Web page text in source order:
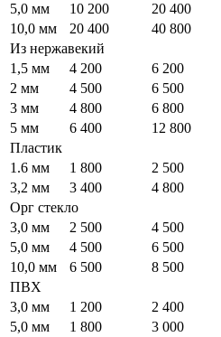
5,0 мм
10 200 20 400
10,0 мм
20 400 40 800
Из нержавекий
1,5 мм
4 200 6 200
2 мм
4 500 6 500
3 мм
4 800 6 800
5 мм
6 400 12 800
Пластик
1.6 мм
1 800 2 500
3,2 мм
3 400 4 800
Орг стекло
3,0 мм
2 500 4 500
5,0 мм
4 500 6 500
10,0 мм
6 500 8 500
ПВХ
3,0 мм
1 200 2 400
5,0 мм
1 800 3 000